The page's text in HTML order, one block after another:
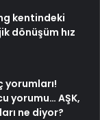
kentindeki
dönüşüm hız
yorumları!
yorumu… AŞK,
ne diyor?